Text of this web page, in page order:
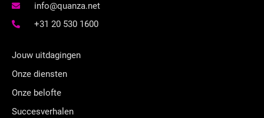
info@quanza.net
+31 20 530 1600
Jouw uitdagingen
Onze diensten
Onze belofte
Succesverhalen